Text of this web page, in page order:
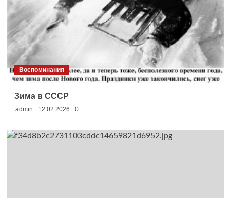
Воспоминания
Зима в СССР
admin 12.02.2026 0